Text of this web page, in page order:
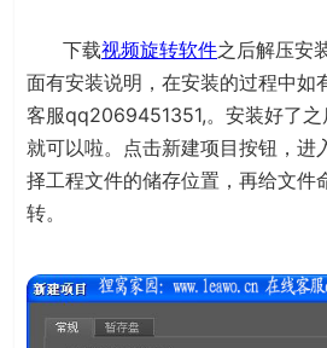
下载视频旋转软件之后解压安
面有安装说明，在安装的过程中如
客服qq2069451351,。安装好了之
就可以啦。点击新建项目按钮，进
择工程文件的储存位置，再给文件
转。